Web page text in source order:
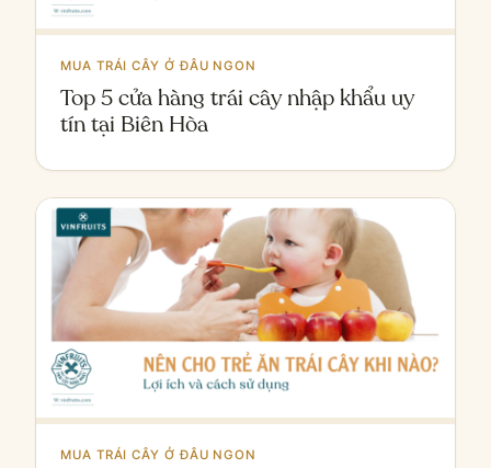
MUA TRÁI CÂY Ở ĐÂU NGON
Top 5 cửa hàng trái cây nhập khẩu uy
tín tại Biên Hòa
MUA TRÁI CÂY Ở ĐÂU NGON